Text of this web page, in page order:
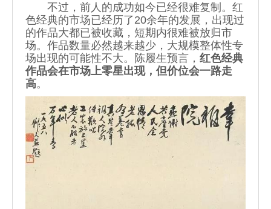
不过，前人的成功如今已经很难复制。红
色经典的市场已经历了20余年的发展，出现过
的作品大都已被收藏，短期内很难被放归市
场。作品数量必然越来越少，大规模整体性专
场出现的可能性不大。陈履生预言， 红色经典
作品会在市场上零星出现，但价位会一路走
高。